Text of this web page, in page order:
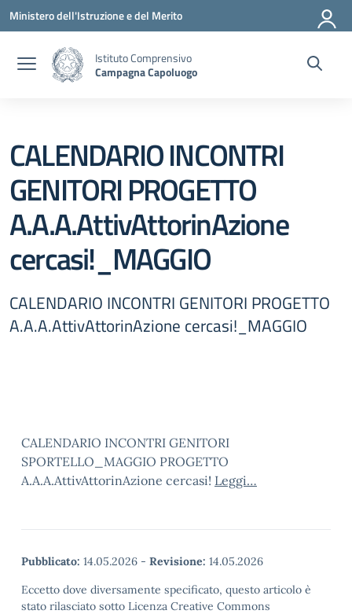
Vai ai contenuti
Vai al menu di navigazione
Vai al footer
Ministero dell'Istruzione e del Merito
Istituto Comprensivo
Campagna Capoluogo
CALENDARIO INCONTRI
GENITORI PROGETTO
A.A.A.AttivAttorinAzione
cercasi!_MAGGIO
CALENDARIO INCONTRI GENITORI PROGETTO
A.A.A.AttivAttorinAzione cercasi!_MAGGIO
CALENDARIO INCONTRI GENITORI
SPORTELLO_MAGGIO PROGETTO
A.A.A.AttivAttorinAzione cercasi! Leggi…
Pubblicato: 14.05.2026 - Revisione: 14.05.2026
Eccetto dove diversamente specificato, questo articolo è
stato rilasciato sotto Licenza Creative Commons